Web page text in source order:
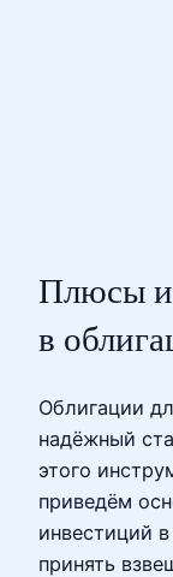
Плюсы и
в
Облигации
надёжный
этого
приведём
инвестиций
принять